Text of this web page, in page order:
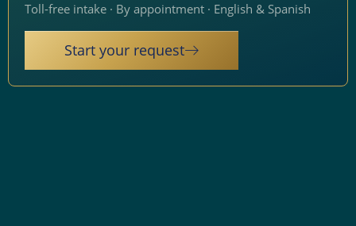
Toll-free intake · By appointment · English & Spanish
Start your request